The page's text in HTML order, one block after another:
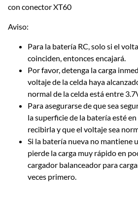
con conector XT60
Aviso:
Para la batería RC, solo si el
coinciden, entonces encajará.
Por favor, detenga la carga
voltaje de la celda haya
normal de la celda está entre
Para asegurarse de que sea
la superficie de la batería esté
recibirla y que el voltaje sea
Si la batería nueva no mantiene
pierde la carga muy rápido en
cargador balanceador para
veces primero.